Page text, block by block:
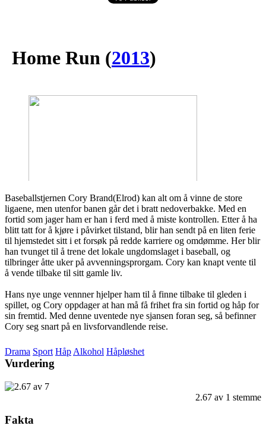
Home Run (2013)
Baseballstjernen Cory Brand(Elrod) kan alt om å vinne de store
ligaene, men utenfor banen går det i bratt nedoverbakke. Med en
fortid som jager ham er han i ferd med å miste kontrollen. Etter å ha
blitt tatt for å kjøre i påvirket tilstand, blir han sendt på en liten ferie
til hjemstedet sitt i et forsøk på redde karriere og omdømme. Her blir
han tvunget til å trene det lokale ungdomslaget i baseball, og
tilbringer åtte uker på avvenningsprorgam. Cory kan knapt vente til
å vende tilbake til sitt gamle liv.
Hans nye unge vennner hjelper ham til å finne tilbake til gleden i
spillet, og Cory oppdager at han må få frihet fra sin fortid og håp for
sin fremtid. Med denne uventede nye sjansen foran seg, så befinner
Cory seg snart på en livsforvandlende reise.
Drama Sport Håp Alkohol Håpløshet
Vurdering
2.67 av 1 stemme
Fakta